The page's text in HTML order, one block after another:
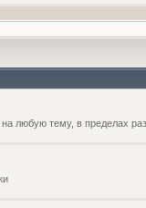
любую тему, в пределах